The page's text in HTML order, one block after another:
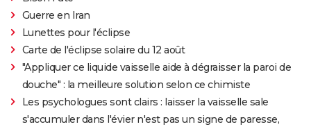
Guerre en Iran
Lunettes pour l'éclipse
Carte de l'éclipse solaire du 12 août
"Appliquer ce liquide vaisselle aide à dégraisser la paroi de
douche" : la meilleure solution selon ce chimiste
Les psychologues sont clairs : laisser la vaisselle sale
s'accumuler dans l'évier n'est pas un signe de paresse,